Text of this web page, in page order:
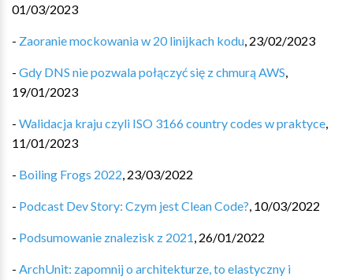
01/03/2023
- Zaoranie mockowania w 20 linijkach kodu, 23/02/2023
- Gdy DNS nie pozwala połączyć się z chmurą AWS,
19/01/2023
- Walidacja kraju czyli ISO 3166 country codes w praktyce,
11/01/2023
- Boiling Frogs 2022, 23/03/2022
- Podcast Dev Story: Czym jest Clean Code?, 10/03/2022
- Podsumowanie znalezisk z 2021, 26/01/2022
- ArchUnit: zapomnij o architekturze, to elastyczny i